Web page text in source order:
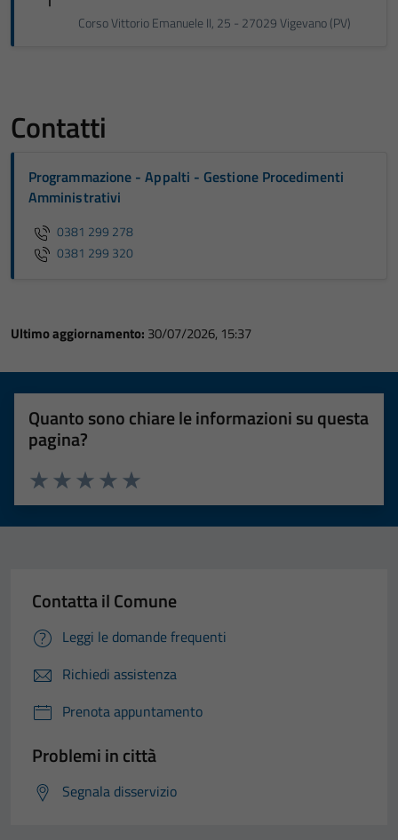
Corso Vittorio Emanuele II, 25 - 27029 Vigevano (PV)
Contatti
Programmazione - Appalti - Gestione Procedimenti
Amministrativi
0381 299 278
0381 299 320
Ultimo aggiornamento: 30/07/2026, 15:37
Quanto sono chiare le informazioni su questa
pagina?
Valuta 5 stelle su 5
Valuta 4 stelle su 5
Valuta 3 stelle su 5
Valuta 2 stelle su 5
Valuta 1 stelle su 5
Contatta il Comune
Leggi le domande frequenti
Richiedi assistenza
Prenota appuntamento
Problemi in città
Segnala disservizio